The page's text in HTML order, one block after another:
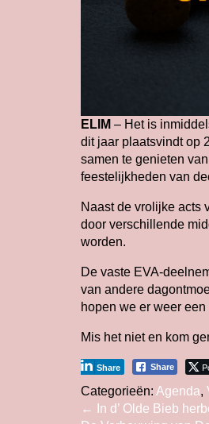
ELIM – Het is
dit jaar plaatsvindt op
samen te genieten
feestelijkheden van
Naast de vrolijke acts
door verschillende
worden.
De vaste EVA-
van andere
hopen we er weer
Mis het niet en kom
Share
Share
Categorieën: Agenda,
Bericht
←
In d’ Olde Bieb